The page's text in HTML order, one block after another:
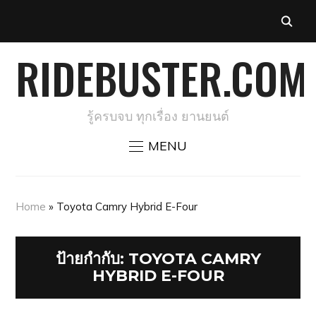
RIDEBUSTER.COM
รู้ครบจบ ทุกเรื่อง ยานยนต์
MENU
Home » Toyota Camry Hybrid E-Four
ป้ายกำกับ: TOYOTA CAMRY
HYBRID E-FOUR